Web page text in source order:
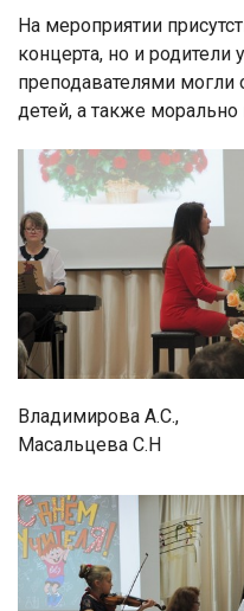
На мероприятии
концерта, но и
преподавателями могли
детей, а также
Владимирова А.С.,
Масальцева С.Н